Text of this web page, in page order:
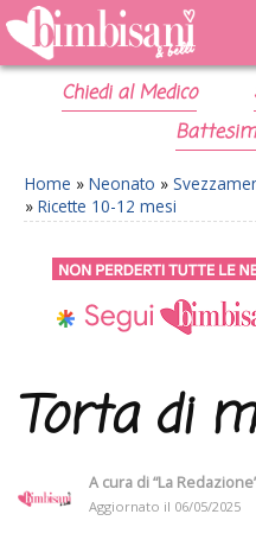
Chiedi al Medico
Home » Neonato »
» Ricette 10-12 mesi
Torta di
A cura di“La
Aggiornato il 06/05/2025